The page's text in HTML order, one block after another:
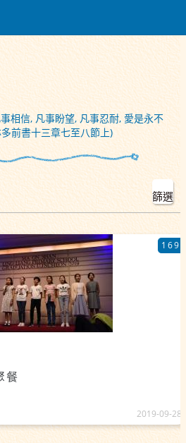
相信, 凡事盼望, 凡事忍耐, 愛是永不
前書十三章七至八節上)
篩選
餐
169
2019-09-28